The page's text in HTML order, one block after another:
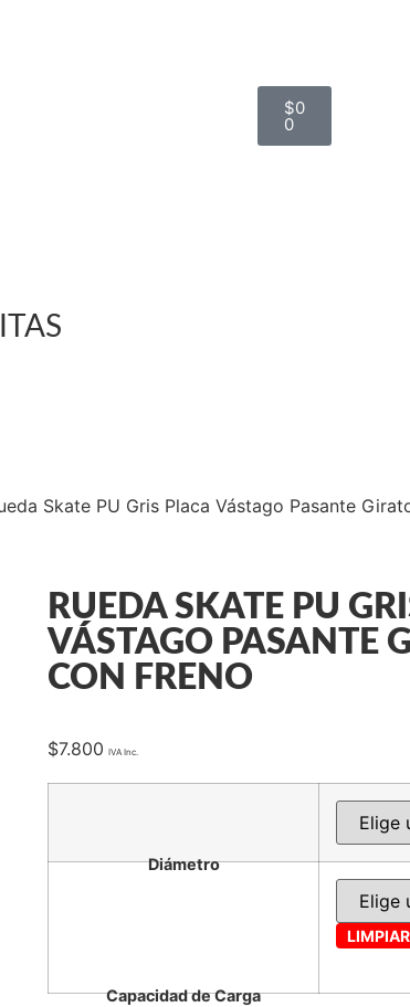
$0
0
Skate PU Gris Placa Vástago Pasante
RUEDA SKATE PU
VÁSTAGO PASANTE
CON FRENO
$7.800
Diámetro
Capacidad de Carga
LIMPIAR